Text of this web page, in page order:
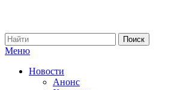
Меню
Новости
Анонс